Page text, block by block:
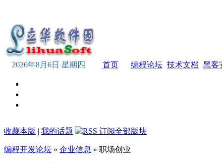
2026年8月6日 星期四 首页 编程论坛 技术文档 黑客
收藏本版 | 我的话题
编程开发论坛 » 企业信息 » 职场创业